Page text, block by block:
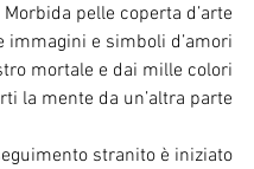
Morbida pelle coperta d’arte
immagini e simboli d’amori
mortale e dai mille colori
la mente da un’altra parte
stranito è iniziato